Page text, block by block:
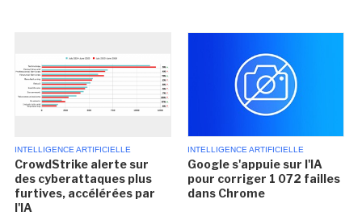
INTELLIGENCE ARTIFICIELLE
CrowdStrike alerte sur
des cyberattaques plus
furtives, accélérées par
l'IA
INTELLIGENCE ARTIFICIELLE
Google s'appuie sur l'IA
pour corriger 1 072 failles
dans Chrome